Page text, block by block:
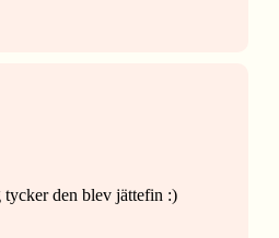
den blev jättefin :)